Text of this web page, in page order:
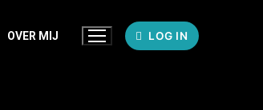
OVER MIJ LOG IN